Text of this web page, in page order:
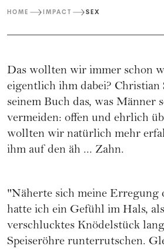
HOME IMPACT SEX
Das wollten wir immer schon
eigentlich ihm dabei? Christian
seinem Buch das, was Männer
vermeiden: offen und ehrlich
wollten wir natürlich mehr
ihm auf den äh ... Zahn.
"Näherte sich meine Erregung
hatte ich ein Gefühl im Hals,
verschlucktes Knödelstück
Speiseröhre runterrutschen.